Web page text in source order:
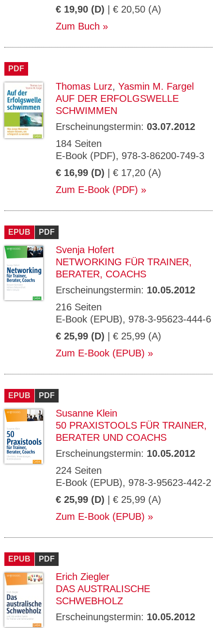
€ 19,90 (D) | € 20,50 (A)
Zum Buch
PDF
Thomas Lurz, Yasmin M. Fargel
AUF DER ERFOLGSWELLE
SCHWIMMEN
Erscheinungstermin: 03.07.2012
184 Seiten
E-Book (PDF), 978-3-86200-749-3
€ 16,99 (D) | € 17,20 (A)
Zum E-Book (PDF)
EPUB PDF
Svenja Hofert
NETWORKING FÜR TRAINER,
BERATER, COACHS
Erscheinungstermin: 10.05.2012
216 Seiten
E-Book (EPUB), 978-3-95623-444-6
€ 25,99 (D) | € 25,99 (A)
Zum E-Book (EPUB)
EPUB PDF
Susanne Klein
50 PRAXISTOOLS FÜR TRAINER,
BERATER UND COACHS
Erscheinungstermin: 10.05.2012
224 Seiten
E-Book (EPUB), 978-3-95623-442-2
€ 25,99 (D) | € 25,99 (A)
Zum E-Book (EPUB)
EPUB PDF
Erich Ziegler
DAS AUSTRALISCHE
SCHWEBHOLZ
Erscheinungstermin: 10.05.2012